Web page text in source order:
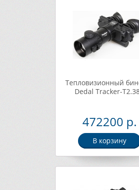
Тепловизионный
Dedal Tracker-
472200 р.
В корзину